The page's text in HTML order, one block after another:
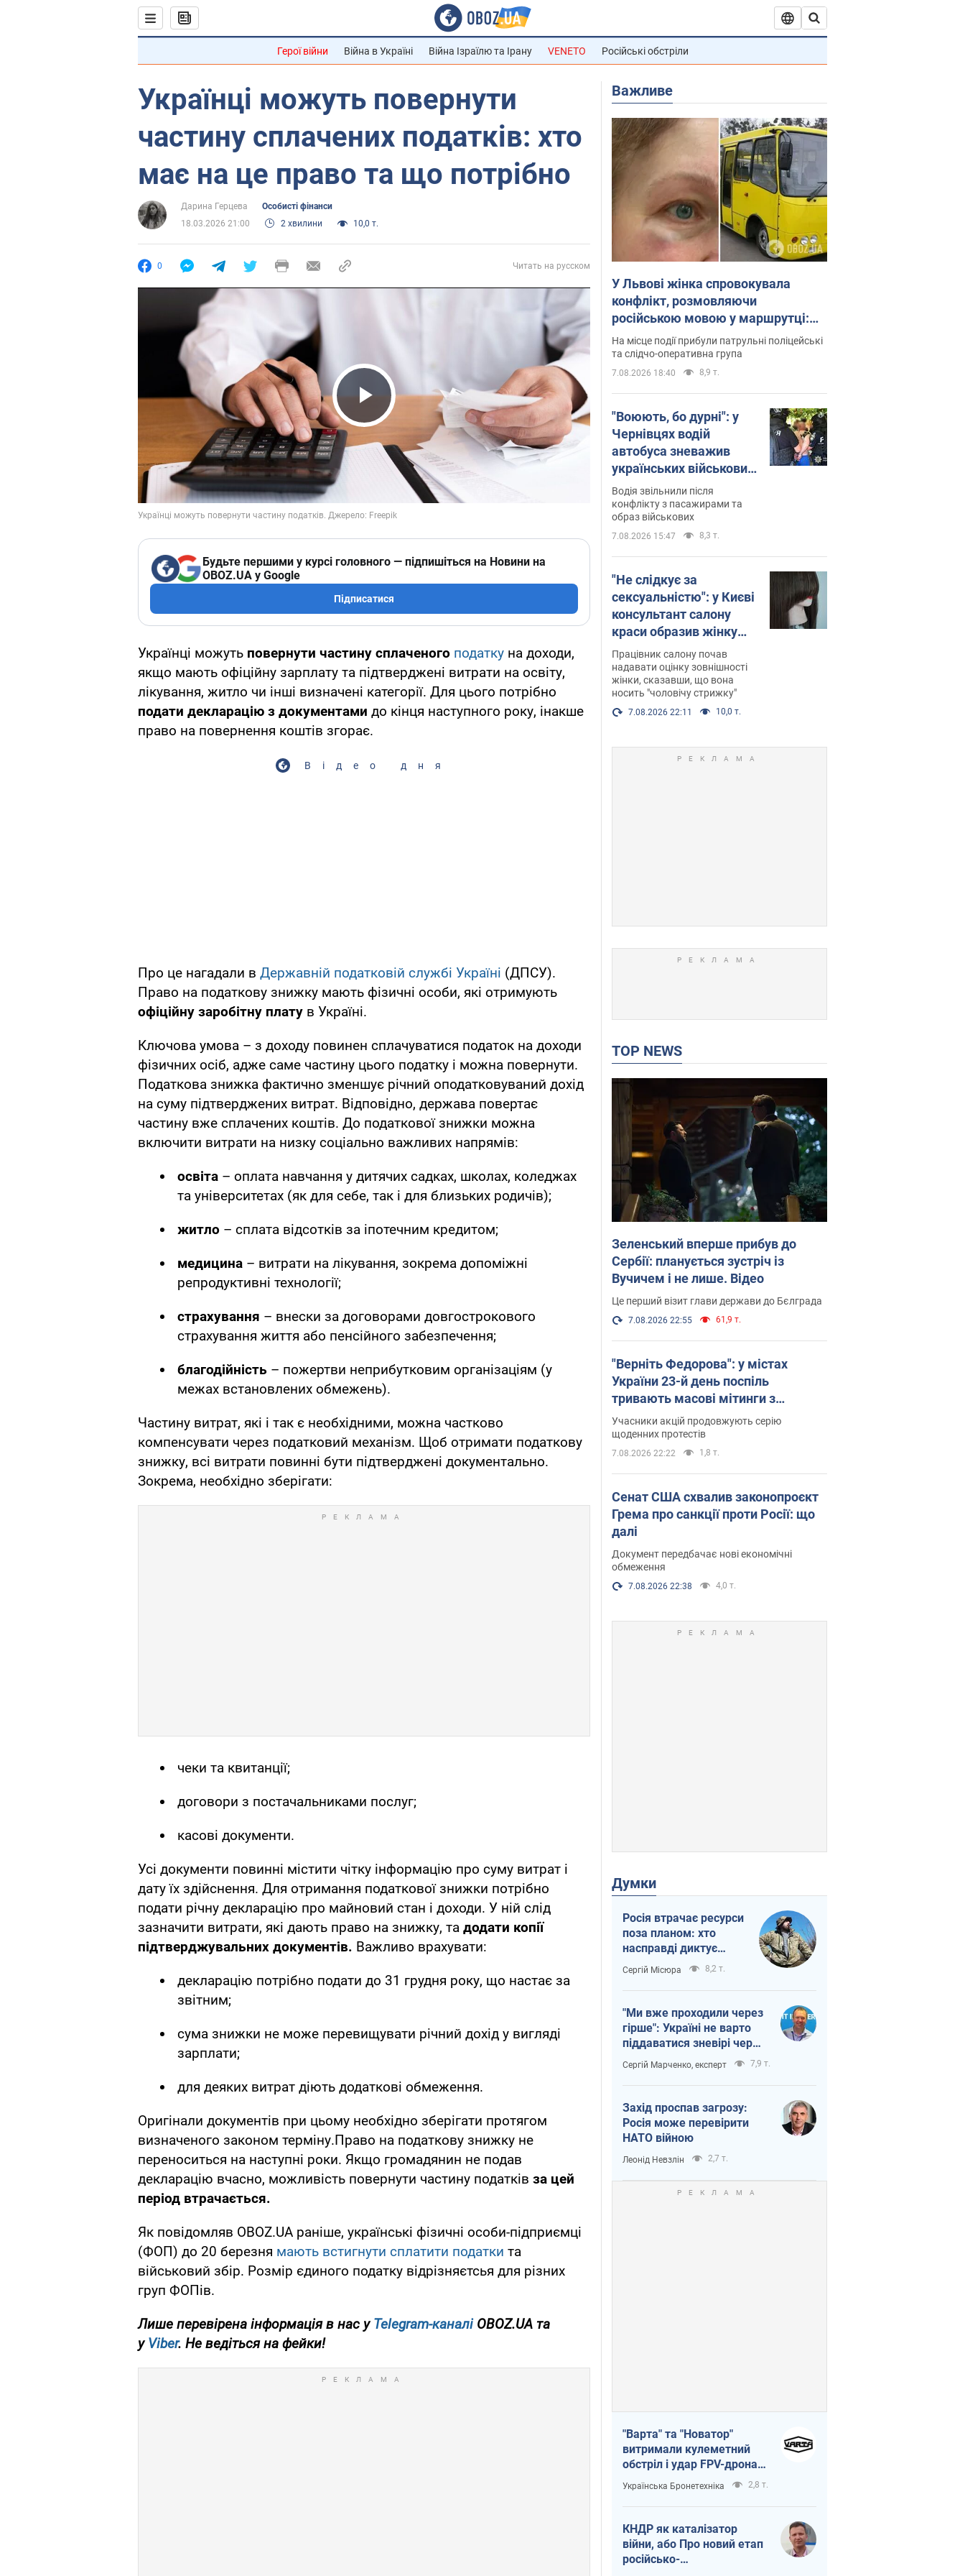
Герої війни Війна в Україні Війна Ізраїлю та Ірану VENETO Російські обстріли
Українці можуть повернути
частину сплачених податків: хто
має на це право та що потрібно
Дарина Герцева
Особисті фінанси
18.03.2026 21:00
2 хвилини 10,0 т.
0 Читать на русском
Play Video
Будьте першими у курсі головного — підпишіться на Новини на
OBOZ.UA у Google
Підписатися
Українці можуть повернути частину сплаченого податку на доходи,
якщо мають офіційну зарплату та підтверджені витрати на освіту,
лікування, житло чи інші визначені категорії. Для цього потрібно
подати декларацію з документами до кінця наступного року, інакше
право на повернення коштів згорає.
Відео дня
Про це нагадали в Державній податковій службі Україні (ДПСУ).
Право на податкову знижку мають фізичні особи, які отримують
офіційну заробітну плату в Україні.
Ключова умова – з доходу повинен сплачуватися податок на доходи
фізичних осіб, адже саме частину цього податку і можна повернути.
Податкова знижка фактично зменшує річний оподатковуваний дохід
на суму підтверджених витрат. Відповідно, держава повертає
частину вже сплачених коштів. До податкової знижки можна
включити витрати на низку соціально важливих напрямів:
освіта – оплата навчання у дитячих садках, школах, коледжах
та університетах (як для себе, так і для близьких родичів);
житло – сплата відсотків за іпотечним кредитом;
медицина – витрати на лікування, зокрема допоміжні
репродуктивні технології;
страхування – внески за договорами довгострокового
страхування життя або пенсійного забезпечення;
благодійність – пожертви неприбутковим організаціям (у
межах встановлених обмежень).
Частину витрат, які і так є необхідними, можна частково
компенсувати через податковий механізм. Щоб отримати податкову
знижку, всі витрати повинні бути підтверджені документально.
Зокрема, необхідно зберігати:
чеки та квитанції;
договори з постачальниками послуг;
касові документи.
Усі документи повинні містити чітку інформацію про суму витрат і
дату їх здійснення. Для отримання податкової знижки потрібно
подати річну декларацію про майновий стан і доходи. У ній слід
зазначити витрати, які дають право на знижку, та додати копії
підтверджувальних документів. Важливо врахувати:
декларацію потрібно подати до 31 грудня року, що настає за
звітним;
сума знижки не може перевищувати річний дохід у вигляді
зарплати;
для деяких витрат діють додаткові обмеження.
Оригінали документів при цьому необхідно зберігати протягом
визначеного законом терміну.Право на податкову знижку не
переноситься на наступні роки. Якщо громадянин не подав
декларацію вчасно, можливість повернути частину податків за цей
період втрачається.
Як повідомляв OBOZ.UA раніше, українські фізичні особи-підприємці
(ФОП) до 20 березня мають встигнути сплатити податки та
військовий збір. Розмір єдиного податку відрізняєтсья для різних
груп ФОПів.
Лише перевірена інформація в нас у Telegram-каналі OBOZ.UA та
у Viber. Не ведіться на фейки!
Важливе
У Львові жінка спровокувала
конфлікт, розмовляючи
російською мовою у маршрутці:
поліція склала адмінпротокол.
Відео
На місце події прибули патрульні поліцейські
та слідчо-оперативна група
7.08.2026 18:40 8,9 т.
"Воюють, бо дурні": у
Чернівцях водій
автобуса зневажив
українських військових
і поплатився. Відео
Водія звільнили після
конфлікту з пасажирами та
образ військових
7.08.2026 15:47 8,3 т.
"Не слідкує за
сексуальністю": у Києві
консультант салону
краси образив жінку
після хімієтерапії,
розгорівся скандал.
Фото
Працівник салону почав
надавати оцінку зовнішності
жінки, сказавши, що вона
носить "чоловічу стрижку"
7.08.2026 22:11 10,0 т.
TOP NEWS
Зеленський вперше прибув до
Сербії: планується зустріч із
Вучичем і не лише. Відео
Це перший візит глави держави до Бєлграда
7.08.2026 22:55 61,9 т.
"Верніть Федорова": у містах
України 23-й день поспіль
тривають масові мітинги з
картонками. Фото і відео
Учасники акцій продовжують серію
щоденних протестів
7.08.2026 22:22 1,8 т.
Сенат США схвалив законопроєкт
Грема про санкції проти Росії: що
далі
Документ передбачає нові економічні
обмеження
7.08.2026 22:38 4,0 т.
Думки
Росія втрачає ресурси
поза планом: хто
насправді диктує
темп війни
Сергій Місюра 8,2 т.
"Ми вже проходили через
гірше": Україні не варто
піддаватися зневірі через
ракетний терор
Сергій Марченко, експерт 7,9 т.
Захід проспав загрозу:
Росія може перевірити
НАТО війною
Леонід Невзлін 2,7 т.
"Варта" та "Новатор"
витримали кулеметний
обстріл і удар FPV-дрона,
врятувавши життя
офіцеру ЗСУ
Українська Бронетехніка 2,8 т.
КНДР як каталізатор
війни, або Про новий етап
російсько-